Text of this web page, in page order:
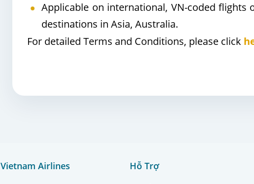
Applicable on international, VN-coded
destinations in Asia, Australia.
For detailed Terms and Conditions, please click
Vietnam Airlines Hỗ Trợ